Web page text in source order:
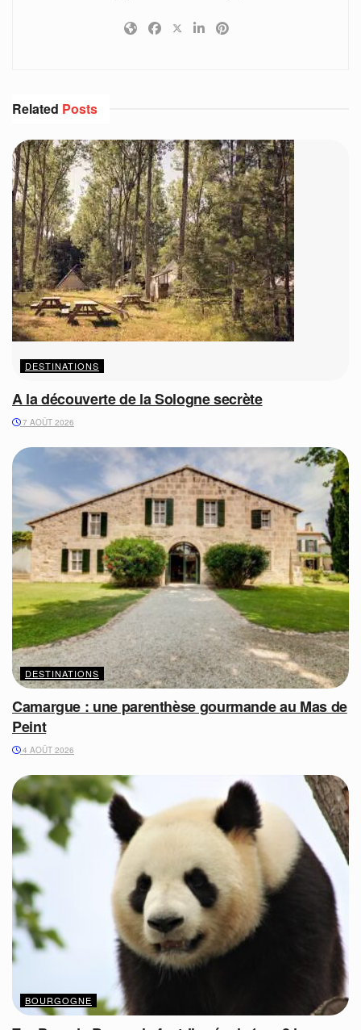
Related Posts
DESTINATIONS
A la découverte de la Sologne secrète
7 AOÛT 2026
DESTINATIONS
Camargue : une parenthèse gourmande au Mas de
Peint
4 AOÛT 2026
BOURGOGNE